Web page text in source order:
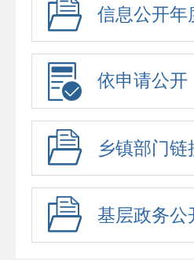
信息公开年
依申请公开
乡镇部门链
基层政务公